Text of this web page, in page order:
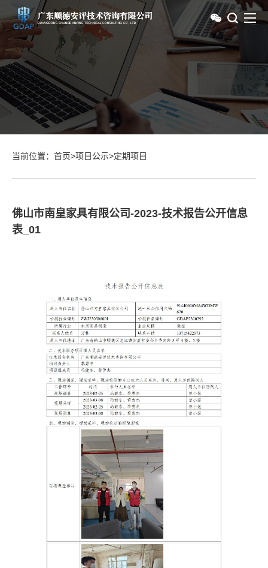
当前位置： 首页>项目公示>定期项目
佛山市南皇家具有限公司-2023-技术报告公开信息
表_01